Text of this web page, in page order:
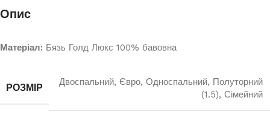
Опис
Матеріал: Бязь Голд Люкс 100% бавовна
РОЗМІР
Двоспальний, Євро, Односпальний, Полуторний
(1.5), Сімейний